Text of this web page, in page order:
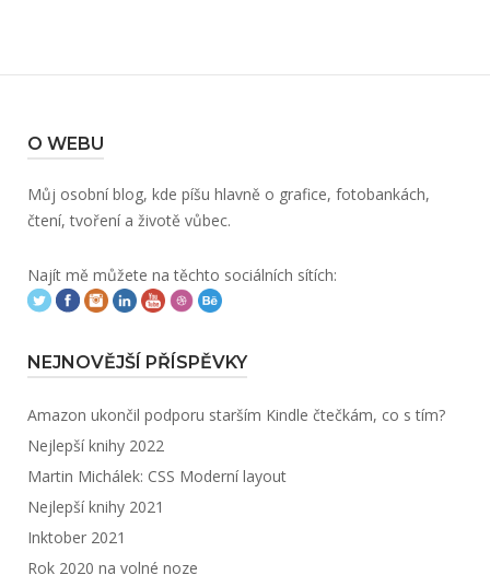
O WEBU
Můj osobní blog, kde píšu hlavně o grafice, fotobankách,
čtení, tvoření a životě vůbec.
Najít mě můžete na těchto sociálních sítích:
NEJNOVĚJŠÍ PŘÍSPĚVKY
Amazon ukončil podporu starším Kindle čtečkám, co s tím?
Nejlepší knihy 2022
Martin Michálek: CSS Moderní layout
Nejlepší knihy 2021
Inktober 2021
Rok 2020 na volné noze